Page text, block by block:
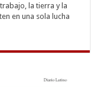
la tierra y la
en una sola lucha